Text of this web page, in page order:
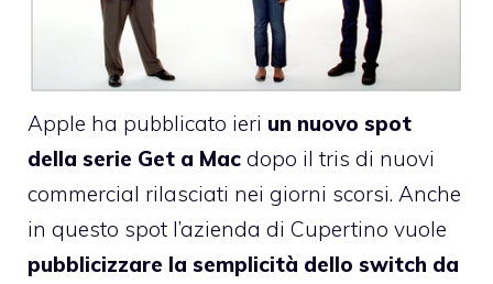
Apple ha pubblicato ieri un nuovo spot
della serie Get a Mac dopo il tris di nuovi
commercial rilasciati nei giorni scorsi. Anche
in questo spot l’azienda di Cupertino vuole
pubblicizzare la semplicità dello switch da